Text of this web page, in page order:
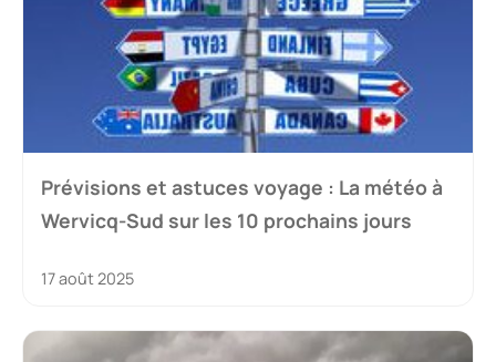
Prévisions et astuces voyage : La météo à
Wervicq-Sud sur les 10 prochains jours
17 août 2025